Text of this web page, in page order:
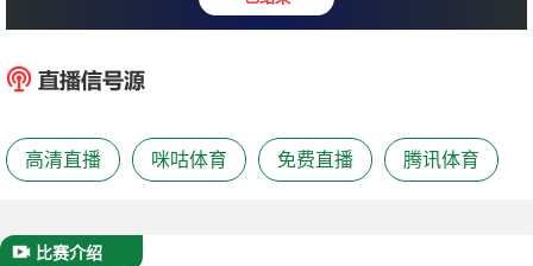
安托法加斯塔 1 : 0 科布
高清直播 咪咕体育 免费直播 腾讯体育
比赛介绍